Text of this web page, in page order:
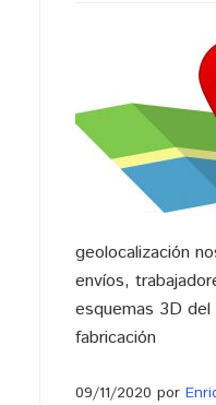
geolocalización
envíos,
esquemas 3D
fabricación
09/11/2020 por